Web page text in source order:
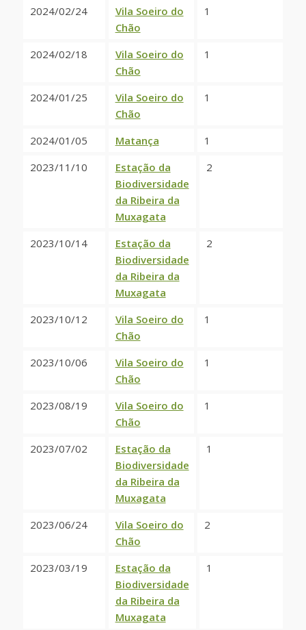
2024/02/24
Vila Soeiro do
Chão
1
2024/02/18
Vila Soeiro do
Chão
1
2024/01/25
Vila Soeiro do
Chão
1
2024/01/05 Matança
1
2023/11/10
Estação da
Biodiversidade
da Ribeira da
Muxagata
2
2023/10/14
Estação da
Biodiversidade
da Ribeira da
Muxagata
2
2023/10/12
Vila Soeiro do
Chão
1
2023/10/06
Vila Soeiro do
Chão
1
2023/08/19
Vila Soeiro do
Chão
1
2023/07/02
Estação da
Biodiversidade
da Ribeira da
Muxagata
1
2023/06/24
Vila Soeiro do
Chão
2
2023/03/19
Estação da
Biodiversidade
da Ribeira da
Muxagata
1